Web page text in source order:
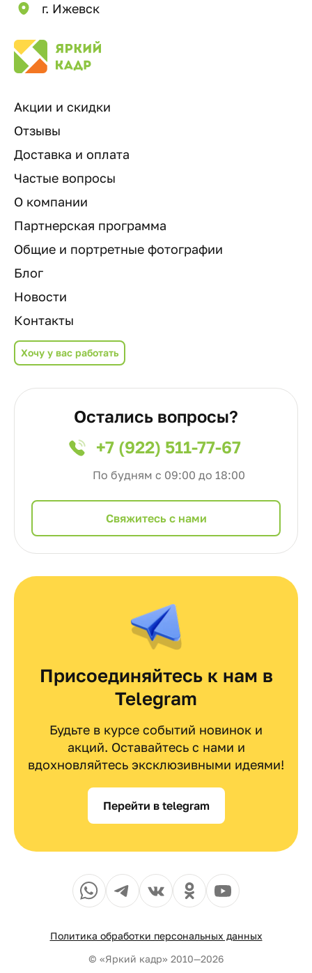
г. Ижевск
Акции и скидки
Отзывы
Доставка и оплата
Частые вопросы
О компании
Партнерская программа
Общие и портретные фотографии
Блог
Новости
Контакты
Хочу у вас работать
Остались вопросы?
+7 (922) 511-77-67
По будням с 09:00 до 18:00
Cвяжитесь с нами
Присоединяйтесь к нам в
Telegram
Будьте в курсе событий новинок и
акций. Оставайтесь с нами и
вдохновляйтесь эксклюзивными идеями!
Перейти в telegram
Политика обработки персональных данных
© «Яркий кадр» 2010—2026